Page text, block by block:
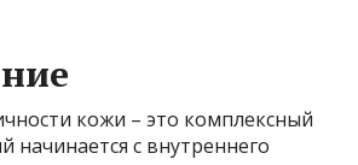
кожи – это комплексный
начинается с внутреннего